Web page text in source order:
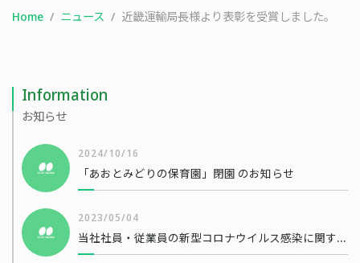
Home ニュース 近畿運輸局長様より表彰を受賞しました。
Information
お知らせ
2024/10/16
「あおとみどりの保育園」閉園 のお知らせ
2023/05/04
当社社員・従業員の新型コロナウイルス感染に関するお知らせ